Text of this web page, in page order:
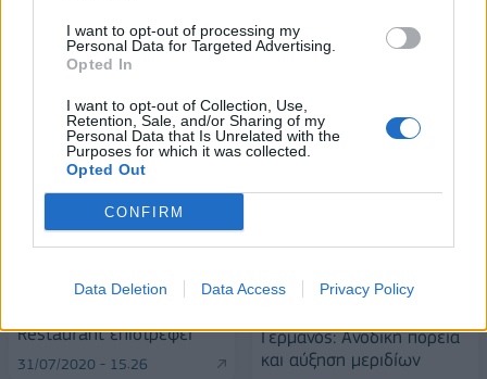
I want to opt-out of processing my
Personal Data for Targeted Advertising.
Opted In
I want to opt-out of Collection, Use,
Retention, Sale, and/or Sharing of my
Personal Data that Is Unrelated with the
Purposes for which it was collected.
Opted Out
CONFIRM
Data Deletion Data Access Privacy Policy
Alpha Bank: Για πρώτη φορά το Αρχαίο Θέατρο Επιδαύρου άνοιξε τις
πύλες του σε όλους
ΠΕΡΙΣΣΌΤΕΡΑ ΣΕ ΑΥΤΉ ΤΗΝ ΚΑΤΗΓΟΡΊΑ
Restaurant επιστρέφει
31/07/2020 - 15:26
Γερμανός: Ανοδική πορεία
και αύξηση μεριδίων